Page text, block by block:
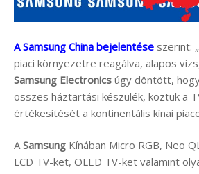
A Samsung China bejelentése szerint:
piaci környezetre reagálva, alapos
Samsung Electronics úgy döntött,
összes háztartási készülék, köztük a
értékesítését a kontinentális kínai
ASamsung Kínában Micro RGB, Neo
LCD TV-ket, OLED TV-ket valamint